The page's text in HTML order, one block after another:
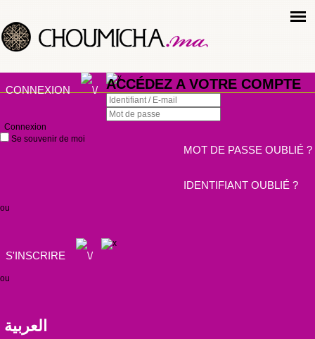
CONNEXION ACCÉDEZ A VOTRE COMPTE
Connexion
Se souvenir de moi
MOT DE PASSE OUBLIÉ ?
IDENTIFIANT OUBLIÉ ?
ou
S'INSCRIRE
ou
العربية